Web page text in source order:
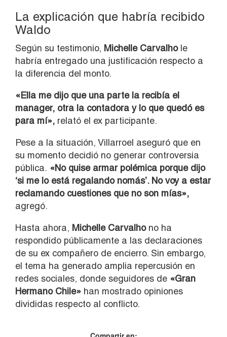
La explicación que habría recibido
Waldo
Según su testimonio, Michelle Carvalhole
habría entregado una justificación respecto a
la diferencia del monto.
«Ella me dijo que una parte la recibía el
manager, otra la contadora y lo que quedó es
para mí», relató el ex participante.
Pese a la situación, Villarroel aseguró que en
su momento decidió no generar controversia
pública. «No quise armar polémica porque dijo
‘si me lo está regalando nomás’. No voy a estar
reclamando cuestiones que no son mías»,
agregó.
Hasta ahora, Michelle Carvalho no ha
respondido públicamente a las declaraciones
de su ex compañero de encierro. Sin embargo,
el tema ha generado amplia repercusión en
redes sociales, donde seguidores de «Gran
Hermano Chile» han mostrado opiniones
divididas respecto al conflicto.